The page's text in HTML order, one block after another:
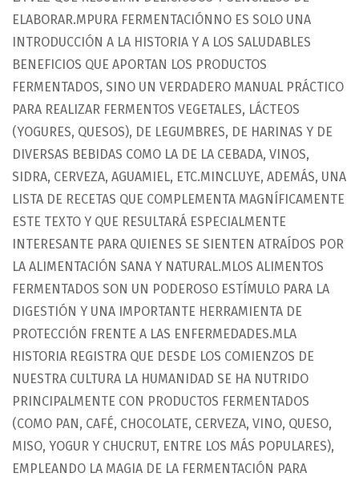
ELABORAR.MPURA FERMENTACIÓNNO ES SOLO UNA
INTRODUCCIÓN A LA HISTORIA Y A LOS SALUDABLES
BENEFICIOS QUE APORTAN LOS PRODUCTOS
FERMENTADOS, SINO UN VERDADERO MANUAL PRÁCTICO
PARA REALIZAR FERMENTOS VEGETALES, LÁCTEOS
(YOGURES, QUESOS), DE LEGUMBRES, DE HARINAS Y DE
DIVERSAS BEBIDAS COMO LA DE LA CEBADA, VINOS,
SIDRA, CERVEZA, AGUAMIEL, ETC.MINCLUYE, ADEMÁS, UNA
LISTA DE RECETAS QUE COMPLEMENTA MAGNÍFICAMENTE
ESTE TEXTO Y QUE RESULTARÁ ESPECIALMENTE
INTERESANTE PARA QUIENES SE SIENTEN ATRAÍDOS POR
LA ALIMENTACIÓN SANA Y NATURAL.MLOS ALIMENTOS
FERMENTADOS SON UN PODEROSO ESTÍMULO PARA LA
DIGESTIÓN Y UNA IMPORTANTE HERRAMIENTA DE
PROTECCIÓN FRENTE A LAS ENFERMEDADES.MLA
HISTORIA REGISTRA QUE DESDE LOS COMIENZOS DE
NUESTRA CULTURA LA HUMANIDAD SE HA NUTRIDO
PRINCIPALMENTE CON PRODUCTOS FERMENTADOS
(COMO PAN, CAFÉ, CHOCOLATE, CERVEZA, VINO, QUESO,
MISO, YOGUR Y CHUCRUT, ENTRE LOS MÁS POPULARES),
EMPLEANDO LA MAGIA DE LA FERMENTACIÓN PARA